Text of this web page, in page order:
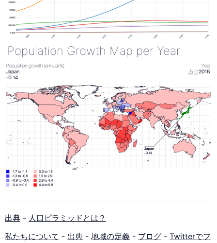
Population Growth Map per Year
出典 - 人口ピラミッドとは？
私たちについて - 出典 - 地域の定義 - ブログ - Twitterでフ